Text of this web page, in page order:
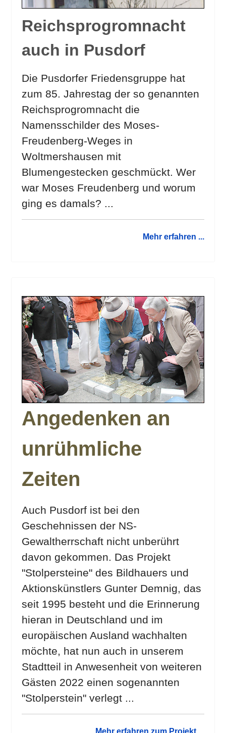
Reichsprogromnacht
auch in Pusdorf
Die Pusdorfer Friedensgruppe hat
zum 85. Jahrestag der so genannten
Reichsprogromnacht die
Namensschilder des Moses-
Freudenberg-Weges in
Woltmershausen mit
Blumengestecken geschmückt. Wer
war Moses Freudenberg und worum
ging es damals? ...
Mehr erfahren ...
Angedenken an
unrühmliche
Zeiten
Auch Pusdorf ist bei den
Geschehnissen der NS-
Gewaltherrschaft nicht unberührt
davon gekommen. Das Projekt
"Stolpersteine" des Bildhauers und
Aktionskünstlers Gunter Demnig, das
seit 1995 besteht und die Erinnerung
hieran in Deutschland und im
europäischen Ausland wachhalten
möchte, hat nun auch in unserem
Stadtteil in Anwesenheit von weiteren
Gästen 2022 einen sogenannten
"Stolperstein" verlegt ...
Mehr erfahren zum Projekt ...